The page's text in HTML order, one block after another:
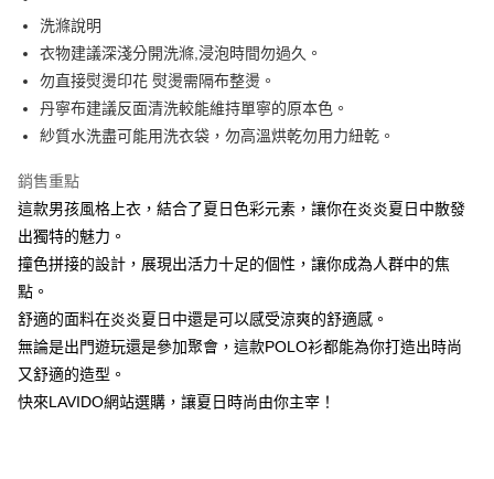
悠遊付
大哥付你分期
相關說明
【大哥付你分期使用說明】
1.本服務由台灣大哥大提供，台灣大哥大用戶可立即使用無須另外申請。
2.付款方式選擇「大哥付你分期」，訂單成立後會自動跳轉到大哥付的交易
成交易。
3.實際核准額度、可分期數及費用金額請依後續交易確認頁面所載為準。
4.訂單成立30分鐘內，如未前往確認交易或遇審核未通過，訂單將自動取
消。如遇「轉專審核」未通過狀況，表示未達大哥付你分期系統評分，恕無
法說明評估內容。
1.分期款項不併入電信帳單，「大哥付你分期」於每月結算日後寄送繳費提
醒簡訊。
2.透過簡訊連結打開帳單後，可選擇「超商條碼／台灣大直營門市／銀行轉
帳／街口支付／iPASS MONEY」等通路繳費。
【注意事項】
ATM付款
全家取貨付款
每筆NT$60，滿NT$1,200(含以上)免運費
付款後全家取貨
7-11取貨付款
每筆NT$60，滿NT$1,500(含以上)免運費
洗滌說明
衣物建議深淺分開洗滌,浸泡時間勿過久。
勿直接熨燙印花 熨燙需隔布整燙。
丹寧布建議反面清洗較能維持單寧的原本色。
紗質水洗盡可能用洗衣袋，勿高溫烘乾勿用力紐乾。
銷售重點
這款男孩風格上衣，結合了夏日色彩元素，讓你在炎炎夏日中散發
出獨特的魅力。
撞色拼接的設計，展現出活力十足的個性，讓你成為人群中的焦
點。
舒適的面料在炎炎夏日中還是可以感受涼爽的舒適感。
無論是出門遊玩還是參加聚會，這款POLO衫都能為你打造出時尚
又舒適的造型。
快來LAVIDO網站選購，讓夏日時尚由你主宰！